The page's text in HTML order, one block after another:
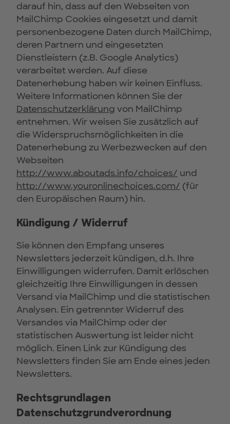
darauf hin, dass auf den Webseiten von
MailChimp Cookies eingesetzt und damit
personenbezogene Daten durch MailChimp,
deren Partnern und eingesetzten
Dienstleistern (z.B. Google Analytics)
verarbeitet werden. Auf diese
Datenerhebung haben wir keinen Einfluss.
Weitere Informationen können Sie der
Datenschutzerklärung von MailChimp
entnehmen. Wir weisen Sie zusätzlich auf
die Widerspruchsmöglichkeiten in die
Datenerhebung zu Werbezwecken auf den
Webseiten
http://www.aboutads.info/choices/ und
http://www.youronlinechoices.com/ (für
den Europäischen Raum) hin.
Kündigung / Widerruf
Sie können den Empfang unseres
Newsletters jederzeit kündigen, d.h. Ihre
Einwilligungen widerrufen. Damit erlöschen
gleichzeitig Ihre Einwilligungen in dessen
Versand via MailChimp und die statistischen
Analysen. Ein getrennter Widerruf des
Versandes via MailChimp oder der
statistischen Auswertung ist leider nicht
möglich. Einen Link zur Kündigung des
Newsletters finden Sie am Ende eines jeden
Newsletters.
Rechtsgrundlagen
Datenschutzgrundverordnung